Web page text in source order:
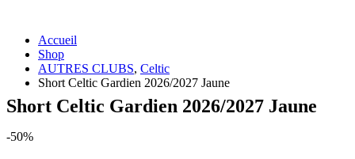
Accueil
Shop
AUTRES CLUBS, Celtic
Short Celtic Gardien 2026/2027 Jaune
Short Celtic Gardien 2026/2027 Jaune
-50%